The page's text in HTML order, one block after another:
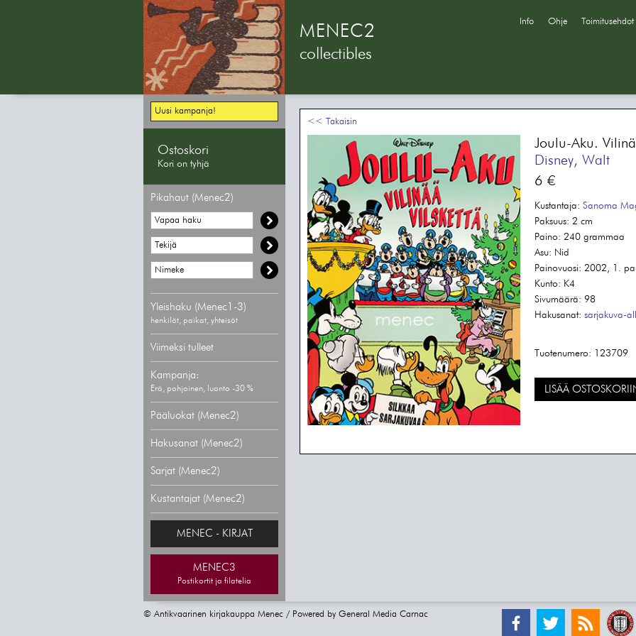
MENEC2
collectibles
Info Ohje Toimitusehdot
Uusi kampanja!
Ostoskori
Kori on tyhjä
Pikahaut (Menec2)
Yleishaku (Menec1-3)
henkilöt, paikat, yhteisöt
Viimeksi tulleet
Kampanja:
Erä, pohjoinen, luonto -30 %
Pääluokat (Menec2)
Hakusanat (Menec2)
Sarjat (Menec2)
Kustantajat (Menec2)
MENEC - KIRJAT
MENEC3
Postikortit ja filatelia
<< Takaisin
Joulu-Aku.
Disney, Walt
6 €
Kustantaja: Sanoma
Paksuus: 2 cm
Paino: 240 grammaa
Asu: Nid
Painovuosi: 2002, 1.
Kunto: K4
Sivumäärä: 98
Hakusanat: sarjakuva-
Tuotenumero: 123709
LISÄÄ
© Antikvaarinen kirjakauppa Menec / Powered by General Media Carnac